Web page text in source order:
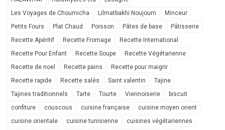
Les Voyages de Choumicha
Lilmatbakhi Noujoum
Minceur
Petits Fours
Plat Chaud Poisson Pâtes de base
Pâtisserie
Recette Apéritif
Recette Fromage
Recette International
Recette Pour Enfant
Recette Soupe
Recette Végétarienne
Recette de noel
Recette pains
Recette pour maigrir
Recette rapide
Recette salés Saint valentin
Tajine
Tajines traditionnels
Tarte Tourte Viennoiserie
biscuit
confiture
couscous cuisine française
cuisine moyen orient
cuisine orientale
cuisine tunisienne
cuisines végétariennes